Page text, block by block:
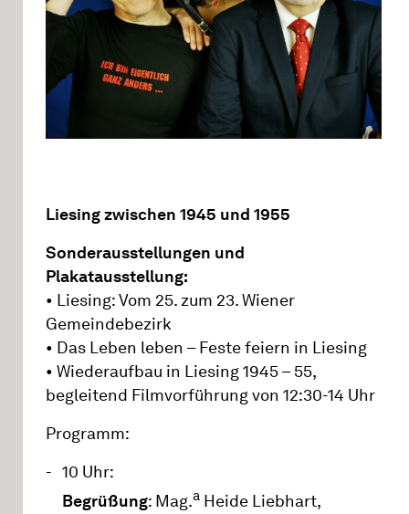
Liesing zwischen 1945 und 1955
Sonderausstellungen und
Plakatausstellung:
• Liesing: Vom 25. zum 23. Wiener
Gemeindebezirk
• Das Leben leben – Feste feiern in Liesing
• Wiederaufbau in Liesing 1945 – 55,
begleitend Filmvorführung von 12:30-14 Uhr
Programm:
10 Uhr:
Begrüßung: Mag.a Heide Liebhart,